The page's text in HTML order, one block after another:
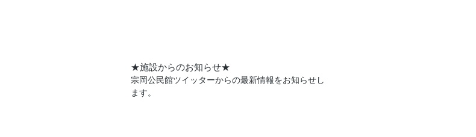
★施設からのお知らせ★
宗岡公民館ツイッターからの最新情報をお知らせし
ます。